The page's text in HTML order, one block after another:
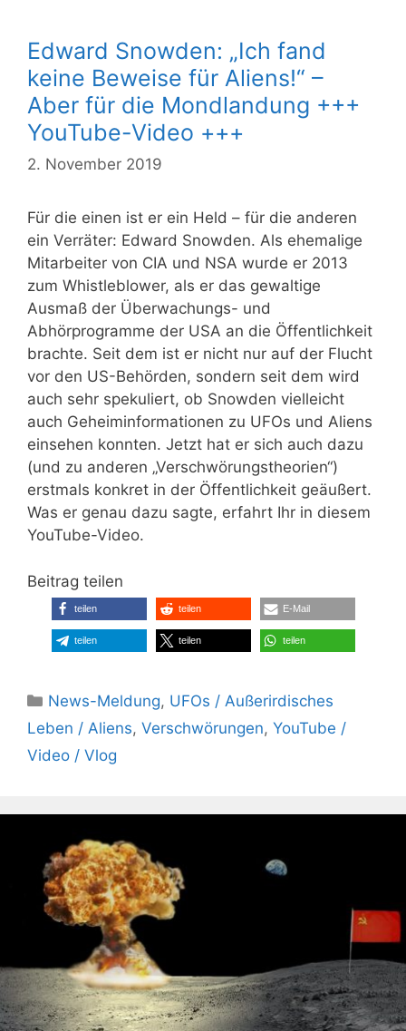
Edward Snowden: „Ich fand
keine Beweise für Aliens!“ –
Aber für die Mondlandung +++
YouTube-Video +++
2. November 2019
Für die einen ist er ein Held – für die anderen
ein Verräter: Edward Snowden. Als ehemalige
Mitarbeiter von CIA und NSA wurde er 2013
zum Whistleblower, als er das gewaltige
Ausmaß der Überwachungs- und
Abhörprogramme der USA an die Öffentlichkeit
brachte. Seit dem ist er nicht nur auf der Flucht
vor den US-Behörden, sondern seit dem wird
auch sehr spekuliert, ob Snowden vielleicht
auch Geheiminformationen zu UFOs und Aliens
einsehen konnten. Jetzt hat er sich auch dazu
(und zu anderen „Verschwörungstheorien“)
erstmals konkret in der Öffentlichkeit geäußert.
Was er genau dazu sagte, erfahrt Ihr in diesem
YouTube-Video.
Beitrag teilen
teilen teilen E-Mail
teilen teilen teilen
Kategorien
News-Meldung, UFOs / Außerirdisches
Leben / Aliens, Verschwörungen, YouTube /
Video / Vlog